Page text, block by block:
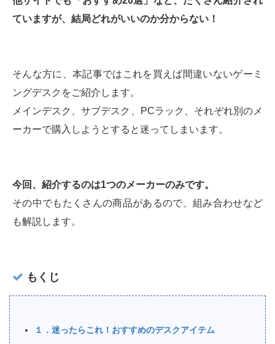
ていますが、結局どれがいいのか分からない！
そんな方に、本記事ではこれを買えば間違いないゲーミ
ングデスクをご紹介します。
メインデスク、サブデスク、PCラック、それぞれ別のメ
ーカーで購入しようとすると迷ってしまいます。
今回、紹介するのは1つのメーカーのみです。
その中でもたくさんの商品があるので、組み合わせなど
も解説します。
もくじ
１．迷ったらこれ！おすすめのデスクアイテム